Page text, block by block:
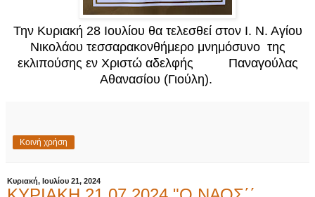
Την Κυριακή 28 Ιουλίου θα τελεσθεί στον Ι. Ν. Αγίου
Νικολάου τεσσαρακονθήμερο μνημόσυνο της
εκλιπούσης εν Χριστώ αδελφής Παναγούλας
Αθανασίου (Γιούλη).
Κοινή χρήση
Κυριακή, Ιουλίου 21, 2024